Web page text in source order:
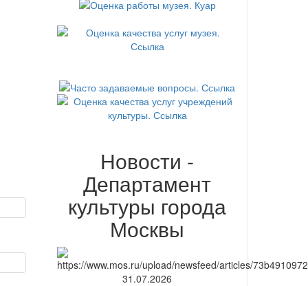
Новости -
Департамент
культуры города
Москвы
31.07.2026